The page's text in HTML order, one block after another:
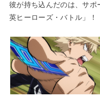
彼が持ち込んだのは、サ
英ヒーローズ・バトル」！